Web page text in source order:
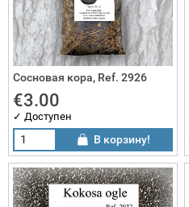
Сосновая кора, Ref. 2926
€3.00
✓ Доступен
В корзину!